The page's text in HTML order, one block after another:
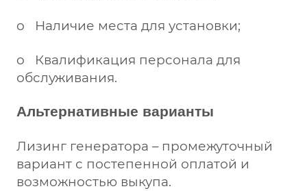
o Наличие места для установки;
o Квалификация персонала для
обслуживания.
Альтернативные варианты
Лизинг генератора – промежуточный
вариант с постепенной оплатой и
возможностью выкупа.